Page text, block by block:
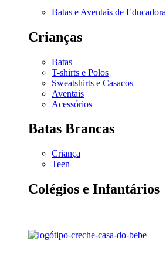
Batas e Aventais de Educadora
Crianças
Batas
T-shirts e Polos
Sweatshirts e Casacos
Aventais
Acessórios
Batas Brancas
Criança
Teen
Colégios e Infantários